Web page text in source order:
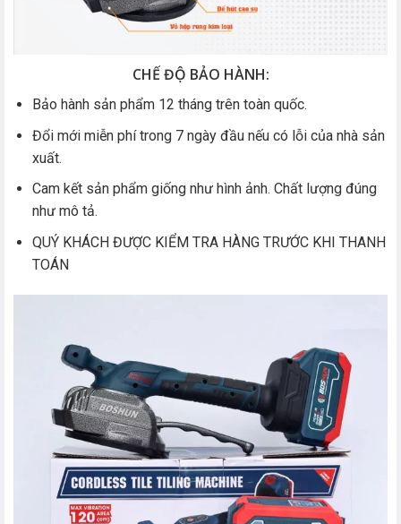
CHẾ ĐỘ BẢO HÀNH:
Bảo hành sản phẩm 12 tháng trên toàn quốc.
Đổi mới miễn phí trong 7 ngày đầu nếu có lỗi của nhà sản
xuất.
Cam kết sản phẩm giống như hình ảnh. Chất lượng đúng
như mô tả.
QUÝ KHÁCH ĐƯỢC KIỂM TRA HÀNG TRƯỚC KHI THANH
TOÁN